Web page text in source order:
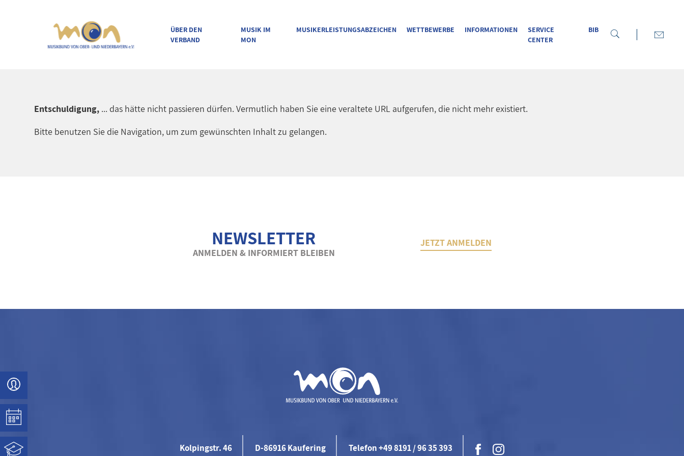
ÜBER DEN
VERBAND
MUSIK IM
MON
MUSIKERLEISTUNGSABZEICHEN WETTBEWERBE INFORMATIONEN
SERVICE
CENTER
BIB
Entschuldigung, ... das hätte nicht passieren dürfen. Vermutlich haben Sie eine veraltete URL aufgerufen, die nicht mehr existiert.
Bitte benutzen Sie die Navigation, um zum gewünschten Inhalt zu gelangen.
NEWSLETTER
ANMELDEN & INFORMIERT BLEIBEN
JETZT ANMELDEN
Kolpingstr. 46 D-86916 Kaufering Telefon +49 8191 / 96 35 393